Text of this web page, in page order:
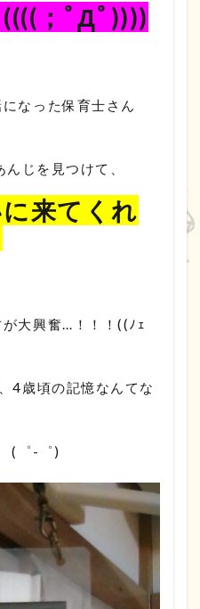
；ﾟДﾟ))))
なった保育士さん
じを見つけて、
来てくれ
大興奮…！！！((ﾉｪ
4歳頃の記憶なんてな
(゜-゜)